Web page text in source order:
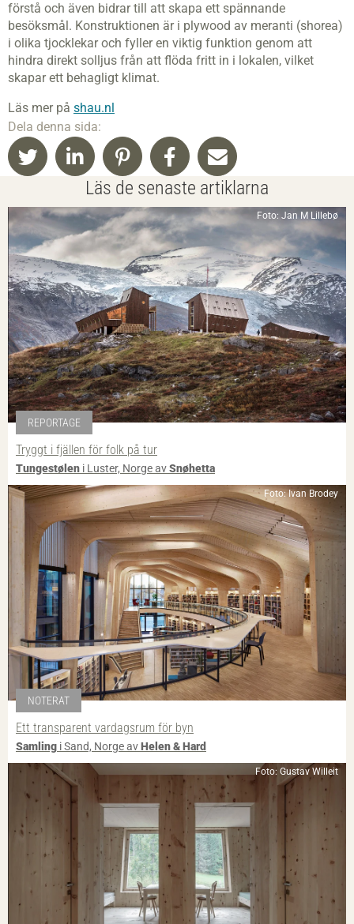
förstå och även bidrar till att skapa ett spännande
besöksmål. Konstruktionen är i plywood av meranti (shorea)
i olika tjocklekar och fyller en viktig funktion genom att
hindra direkt solljus från att flöda fritt in i lokalen, vilket
skapar ett behagligt klimat.
Läs mer på shau.nl
Dela denna sida:
Läs de senaste artiklarna
Foto: Jan M Lillebø
REPORTAGE
Tryggt i fjällen för folk på tur
Tungestølen i Luster, Norge avSnøhetta
Foto: Ivan Brodey
NOTERAT
Ett transparent vardagsrum för byn
Samling i Sand, Norge avHelen & Hard
Foto: Gustav Willeit